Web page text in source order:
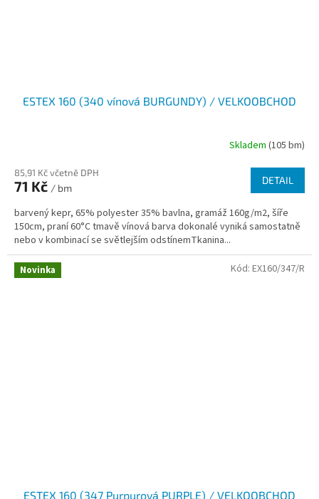
ESTEX 160 (340 vínová BURGUNDY) / VELKOOBCHOD
Skladem (105 bm)
85,91 Kč včetně DPH
71 Kč / bm
DETAIL
barvený kepr, 65% polyester 35% bavlna, gramáž 160g/m2, šíře
150cm, praní 60°C tmavě vínová barva dokonalé vyniká samostatně
nebo v kombinací se světlejším odstínemTkanina...
Novinka
ESTEX 160 (347 Purpurová PURPLE) / VELKOOBCHOD
Kód: EX160/347/R